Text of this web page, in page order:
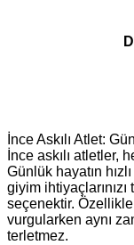
İnce Askılı Atlet:
İnce askılı atletler,
Günlük hayatın
giyim
seçenektir. Özellikle
vurgularken aynı
terletmez.